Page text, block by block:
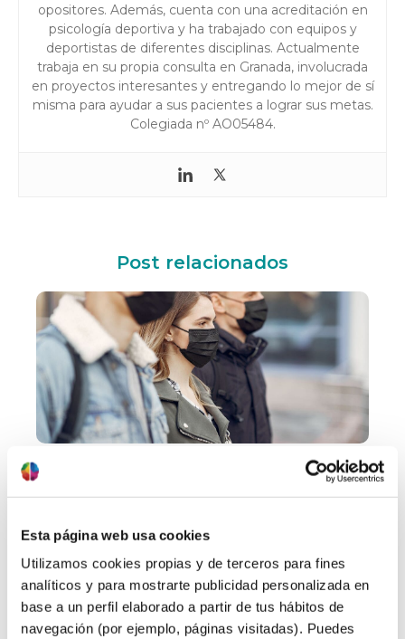
Esta página web usa cookies
Utilizamos cookies propias y de terceros para fines
analíticos y para mostrarte publicidad personalizada en
base a un perfil elaborado a partir de tus hábitos de
navegación (por ejemplo, páginas visitadas). Puedes
opositores. Además, cuenta con una acreditación en
psicología deportiva y ha trabajado con equipos y
deportistas de diferentes disciplinas. Actualmente
trabaja en su propia consulta en Granada, involucrada
en proyectos interesantes y entregando lo mejor de sí
misma para ayudar a sus pacientes a lograr sus metas.
Colegiada nº AO05484.
Post relacionados
Miedo a ir sin mascarilla: síndrome
de la cara vacía
La mascarilla se ha convertido en algo sin lo
que salimos de casa, como el móvil. ¿Quién
hubiera pensado que sientas que te falta algo
si te dejas el móvil en casa? Recuerdo cuando
tus amigos te tenían que llamar sí o sí a tu